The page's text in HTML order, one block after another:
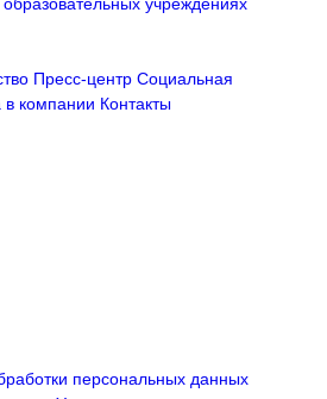
Пресс-центр Социальная
в компании Контакты
персональных данных